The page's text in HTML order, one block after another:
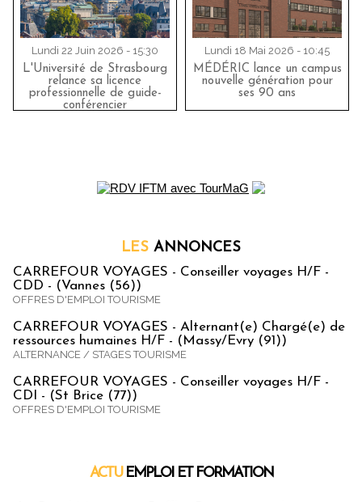
Lundi 22 Juin 2026 - 15:30
L'Université de Strasbourg
relance sa licence
professionnelle de guide-
conférencier
Lundi 18 Mai 2026 - 10:45
MÉDÉRIC lance un campus
nouvelle génération pour
ses 90 ans
LES ANNONCES
CARREFOUR VOYAGES - Conseiller voyages H/F -
CDD - (Vannes (56))
OFFRES D'EMPLOI TOURISME
CARREFOUR VOYAGES - Alternant(e) Chargé(e) de
ressources humaines H/F - (Massy/Evry (91))
ALTERNANCE / STAGES TOURISME
CARREFOUR VOYAGES - Conseiller voyages H/F -
CDI - (St Brice (77))
OFFRES D'EMPLOI TOURISME
ACTU EMPLOI ET FORMATION